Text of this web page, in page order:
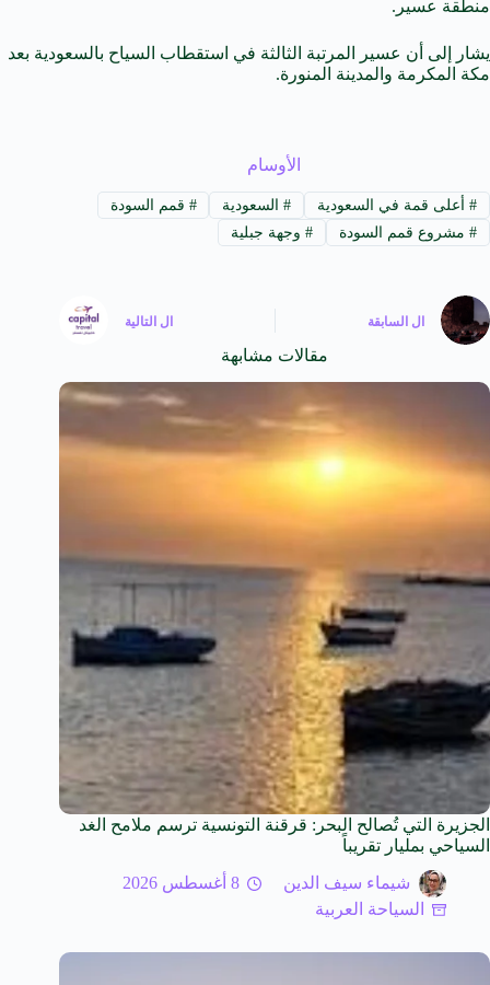
منطقة عسير.
يشار إلى أن عسير المرتبة الثالثة في استقطاب السياح بالسعودية بعد
مكة المكرمة والمدينة المنورة.
الأوسام
#أعلى قمة في السعودية #السعودية # قمم السودة
#مشروع قمم السودة #وجهة جبلية
ال السابقة ال التالية
مقالات مشابهة
الجزيرة التي تُصالح البحر: قرقنة التونسية ترسم ملامح الغد
السياحي بمليار تقريباً
شيماء سيف الدين
8 أغسطس 2026
السياحة العربية